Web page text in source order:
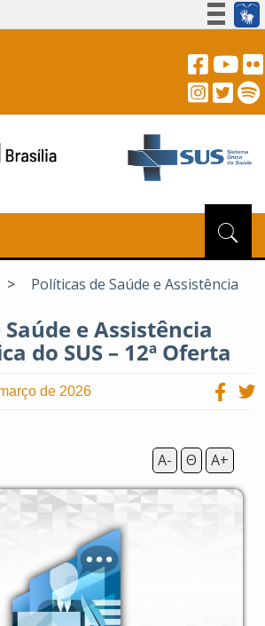
Acesso à informação
Canais
> Políticas de Saúde e Assistência
e Assistência
do SUS – 12ª Oferta
de 2026
A- Θ A+